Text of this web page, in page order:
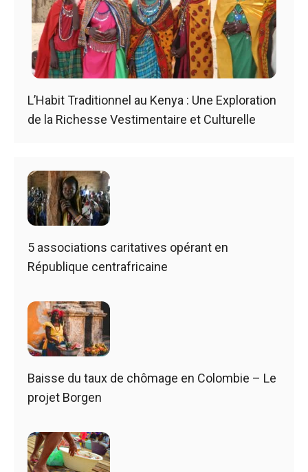
L’Habit Traditionnel au Kenya : Une Exploration
de la Richesse Vestimentaire et Culturelle
5 associations caritatives opérant en
République centrafricaine
Baisse du taux de chômage en Colombie – Le
projet Borgen